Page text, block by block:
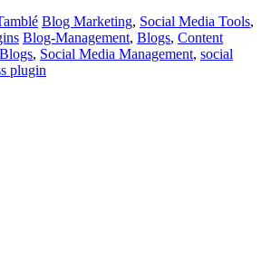
Blog Marketing, Social Media Tools,
Blog-Management, Blogs, Content
, Social Media Management, social
plugin